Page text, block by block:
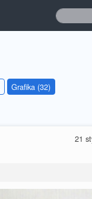
Grafika (32)
21